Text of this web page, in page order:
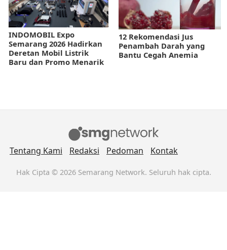
INDOMOBIL Expo
Semarang 2026 Hadirkan
Deretan Mobil Listrik
Baru dan Promo Menarik
12 Rekomendasi Jus
Penambah Darah yang
Bantu Cegah Anemia
Tentang Kami Redaksi Pedoman Kontak
Hak Cipta © 2026 Semarang Network. Seluruh hak cipta.